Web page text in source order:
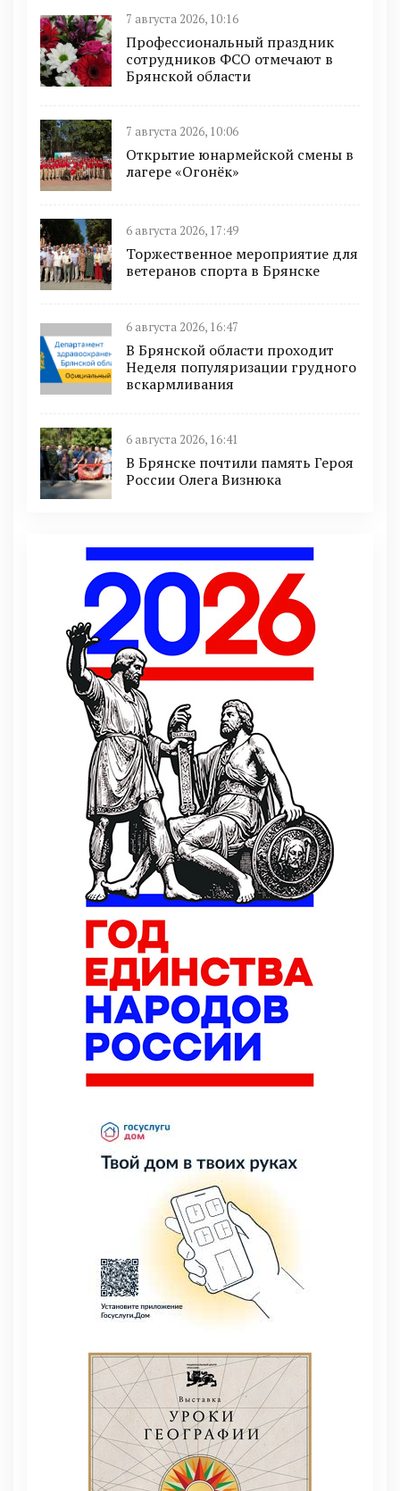
7 августа 2026, 10:16
Профессиональный праздник
сотрудников ФСО отмечают в
Брянской области
7 августа 2026, 10:06
Открытие юнармейской смены в
лагере «Огонёк»
6 августа 2026, 17:49
Торжественное мероприятие для
ветеранов спорта в Брянске
6 августа 2026, 16:47
В Брянской области проходит
Неделя популяризации грудного
вскармливания
6 августа 2026, 16:41
В Брянске почтили память Героя
России Олега Визнюка